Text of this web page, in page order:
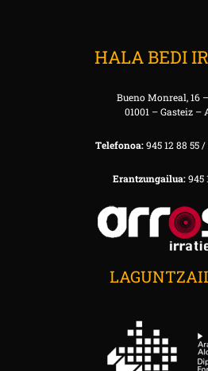
HALA BEDI
Bueno Monreal, 16
01001 – Gasteiz –
Telefonoa:945 12 88 55 /
Erantzungailua:945